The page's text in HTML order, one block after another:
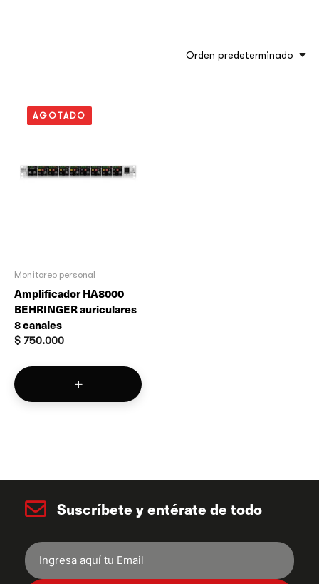
Orden predeterminado
AGOTADO
Monitoreo personal
Amplificador HA8000
BEHRINGER auriculares
8 canales
$ 750.000
Suscríbete y entérate de todo